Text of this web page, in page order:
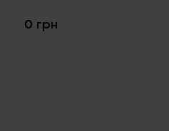
0 грн